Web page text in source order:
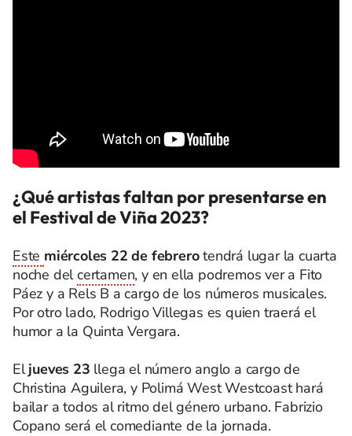
¿Qué artistas faltan por presentarse en
el Festival de Viña 2023?
Este miércoles 22 de febrerotendrá lugar la cuarta
noche delcertamen, y en ella podremos ver a Fito
Páez y a Rels B a cargo de los números musicales.
Por otro lado, Rodrigo Villegas es quien traerá el
humor a la Quinta Vergara.
Eljueves 23 llega el número anglo a cargo de
Christina Aguilera, y Polimá West Westcoast hará
bailar a todos al ritmo del género urbano. Fabrizio
Copano será el comediante de la jornada.